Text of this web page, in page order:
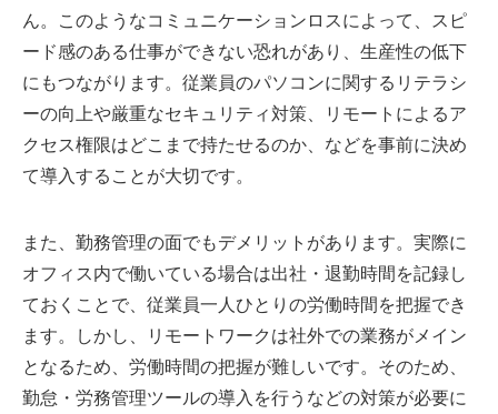
ん。このようなコミュニケーションロスによって、スピ
ード感のある仕事ができない恐れがあり、生産性の低下
にもつながります。従業員のパソコンに関するリテラシ
ーの向上や厳重なセキュリティ対策、リモートによるア
クセス権限はどこまで持たせるのか、などを事前に決め
て導入することが大切です。
また、勤務管理の面でもデメリットがあります。実際に
オフィス内で働いている場合は出社・退勤時間を記録し
ておくことで、従業員一人ひとりの労働時間を把握でき
ます。しかし、リモートワークは社外での業務がメイン
となるため、労働時間の把握が難しいです。そのため、
勤怠・労務管理ツールの導入を行うなどの対策が必要に